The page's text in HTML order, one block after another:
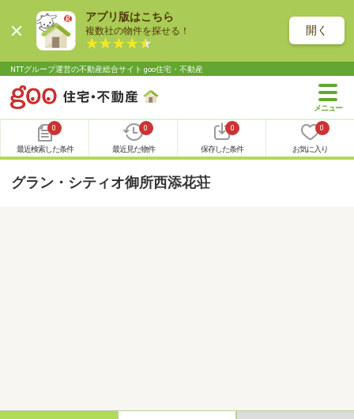
アプリ版はこちら
複数社の物件を探せる！ 開く
NTTグループ運営の不動産総合サイト goo住宅・不動産
0
最近検索した条件
0
最近見た物件
0
保存した条件
0
お気に入り
グラン・シティオ御所西添花荘